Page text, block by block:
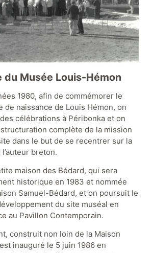
du Musée Louis-Hémon
1980, afin de commémorer le
de naissance de Louis Hémon, on
célébrations à Péribonka et on
complète de la mission
dans le but de se recentrer sur la
breton.
maison des Bédard, qui sera
historique en 1983 et nommée
Samuel-Bédard, et on poursuit le
du site muséal en
au Pavillon Contemporain.
construit non loin de la Maison
inauguré le 5 juin 1986 en